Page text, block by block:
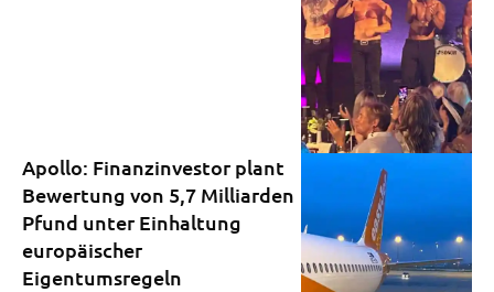
Apollo: Finanzinvestor plant
Bewertung von 5,7 Milliarden
Pfund unter Einhaltung
europäischer
Eigentumsregeln